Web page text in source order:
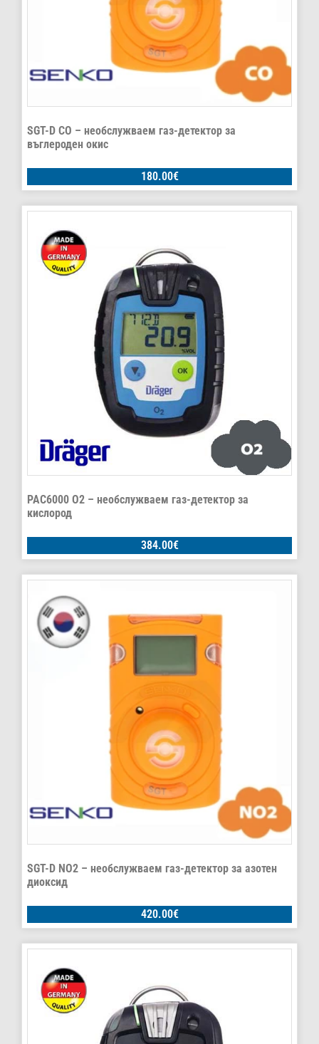
SGT-D CO – необслужваем газ-детектор за
въглероден окис
180.00€
PAC6000 O2 – необслужваем газ-детектор за
кислород
384.00€
SGT-D NO2 – необслужваем газ-детектор за азотен
диоксид
420.00€